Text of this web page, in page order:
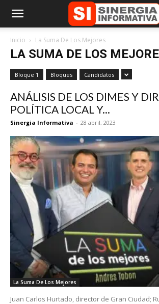
Inicio La Suma De Los Mejores
LA SUMA DE LOS
Bloque 1 Bloques Candidatos
ANÁLISIS DE LOS DIMES Y
POLÍTICA LOCAL Y...
Sinergia Informativa - 28 abril, 2023
La Suma De Los Mejores
Juan Carlos Hurtado, director de Gran Ciudad;